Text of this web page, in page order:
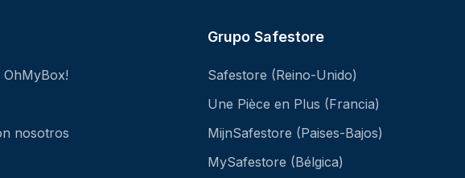
nosotros
Grupo Safestore
Safestore (Reino-Unido)
Une Pièce en Plus (Francia)
MijnSafestore (Paises-Bajos)
MySafestore (Bélgica)